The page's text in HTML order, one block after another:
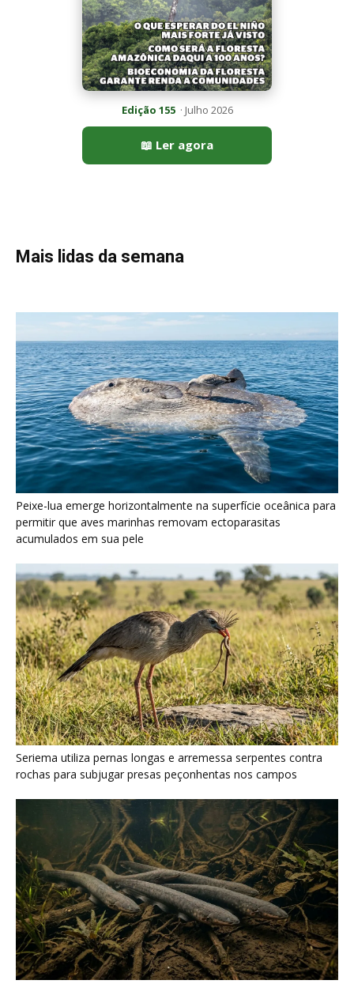
Edição 155· Julho 2026
📖 Ler agora
Mais lidas da semana
Peixe-lua emerge horizontalmente na superfície oceânica para
permitir que aves marinhas removam ectoparasitas
acumulados em sua pele
Seriema utiliza pernas longas e arremessa serpentes contra
rochas para subjugar presas peçonhentas nos campos